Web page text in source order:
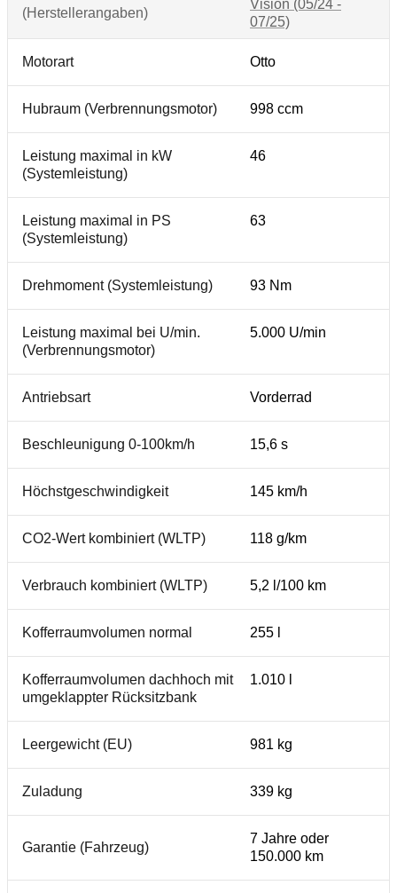
(Herstellerangaben)
Vision (05/24 -
07/25)
Motorart Otto
Hubraum (Verbrennungsmotor) 998 ccm
Leistung maximal in kW
(Systemleistung)
46
Leistung maximal in PS
(Systemleistung)
63
Drehmoment (Systemleistung) 93 Nm
Leistung maximal bei U/min.
(Verbrennungsmotor)
5.000 U/min
Antriebsart Vorderrad
Beschleunigung 0-100km/h 15,6 s
Höchstgeschwindigkeit 145 km/h
CO2-Wert kombiniert (WLTP) 118 g/km
Verbrauch kombiniert (WLTP) 5,2 l/100 km
Kofferraumvolumen normal 255 l
Kofferraumvolumen dachhoch mit
umgeklappter Rücksitzbank
1.010 l
Leergewicht (EU) 981 kg
Zuladung 339 kg
Garantie (Fahrzeug)
7 Jahre oder
150.000 km